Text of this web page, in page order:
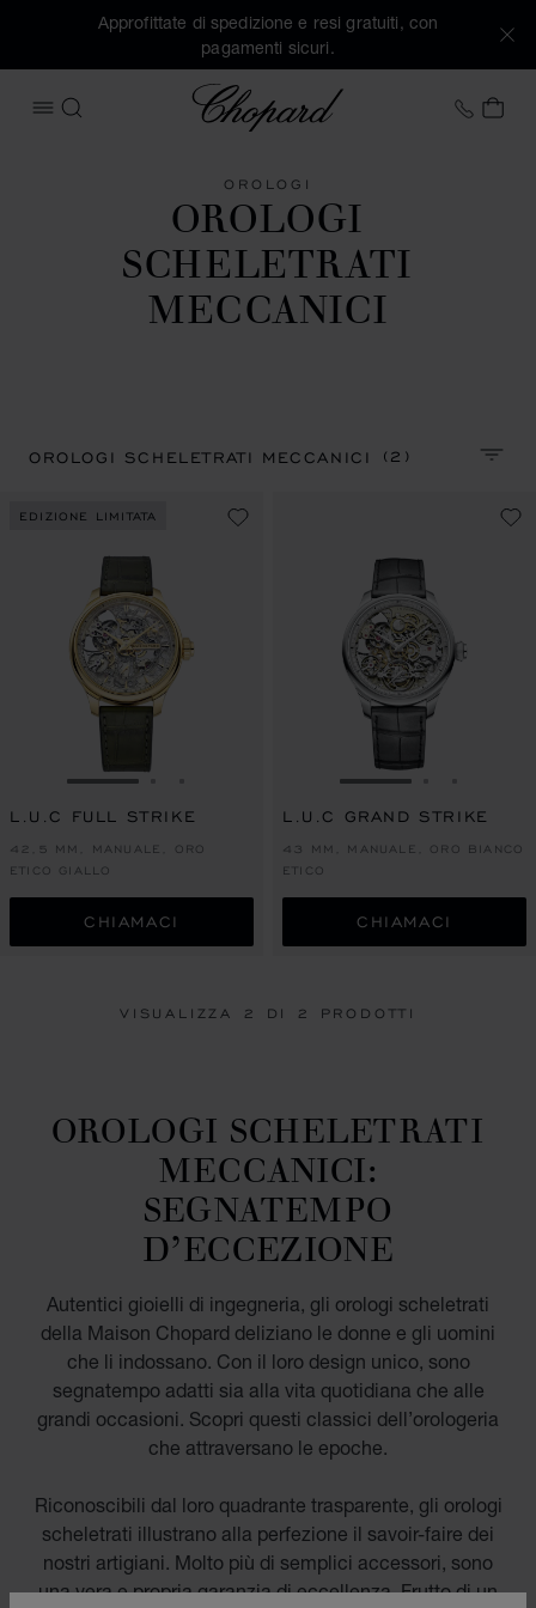
Approfittate di spedizione e resi gratuiti, con
pagamenti sicuri.
APRIRE IL MENU
CERCA
Chopard +41
IL
OROLOGI
OROLOGI
SCHELETRATI
MECCANICI
OROLOGI SCHELETRATI MECCANICI(2)
EDIZIONE LIMITATA
VAI ALLA SLIDE 1VAI ALLA SLIDE 3
L.U.C FULL STRIKE
42,5 MM, MANUALE, ORO
ETICO GIALLO
CHIAMACI
VAI ALLA SLIDE 1
L.U.C GRAND STRIKE
43 MM, MANUALE, ORO BIANCO
ETICO
CHIAMACI
VISUALIZZA 2 DI 2 PRODOTTI
OROLOGI SCHELETRATI
MECCANICI:
SEGNATEMPO
D’ECCEZIONE
Autentici gioielli di ingegneria, gli orologi scheletrati
della Maison Chopard deliziano le donne e gli uomini
che li indossano. Con il loro design unico, sono
segnatempo adatti sia alla vita quotidiana che alle
grandi occasioni. Scopri questi classici dell’orologeria
che attraversano le epoche.
Riconoscibili dal loro quadrante trasparente, gli orologi
scheletrati illustrano alla perfezione il savoir-faire dei
nostri artigiani. Molto più di semplici accessori, sono
una vera e propria garanzia di eccellenza. Frutto di un